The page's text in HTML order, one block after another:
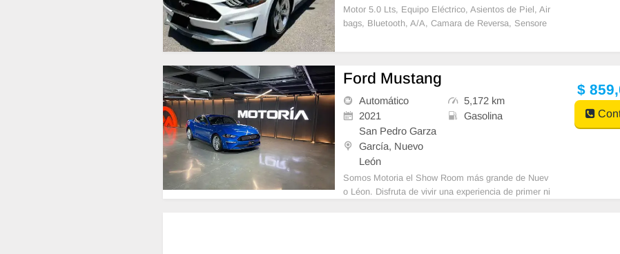
Motor 5.0 Lts, Equipo Eléctrico, Asientos de Piel, Air
bags, Bluetooth, A/A, Camara de Reversa, Sensore
Ford Mustang
Automático
5,172 km
2021
Gasolina
San Pedro Garza
García, Nuevo
León
Somos Motoria el Show Room más grande de Nuev
o Léon. Disfruta de vivir una experiencia de primer ni
$